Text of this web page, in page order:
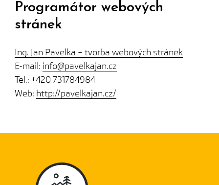
Programátor webových
stránek
Ing. Jan Pavelka – tvorba webových stránek
E-mail: info@pavelkajan.cz
Tel.: +420 731784984
Web: http://pavelkajan.cz/